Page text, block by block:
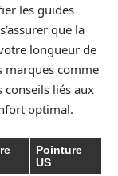
les guides
que la
longueur de
marques comme
conseils liés aux
optimal.
Pointure
US